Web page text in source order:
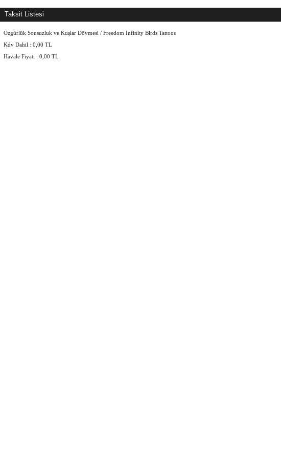
Taksit Listesi
Özgürlük Sonsuzluk ve Kuşlar Dövmesi / Freedom Infinity Birds Tattoos
Kdv Dahil : 0,00 TL
Havale Fiyatı : 0,00 TL